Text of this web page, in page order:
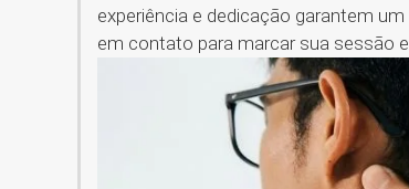
experiência e dedicação garantem
em contato para marcar sua sessão